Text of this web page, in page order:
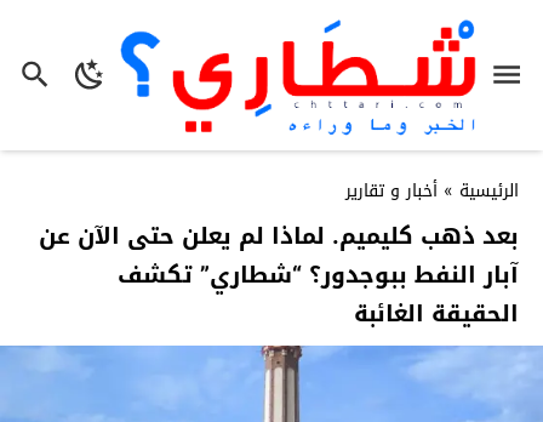
الرئيسية » أخبار و تقارير
بعد ذهب كليميم. لماذا لم يعلن حتى الآن عن
آبار النفط ببوجدور؟ “شطاري” تكشف
الحقيقة الغائبة